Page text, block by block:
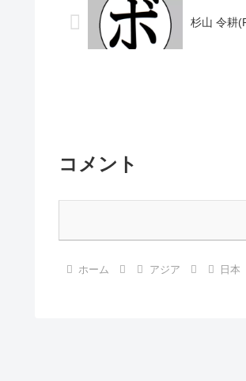
杉山 令耕
コメント
ホーム アジア 日本